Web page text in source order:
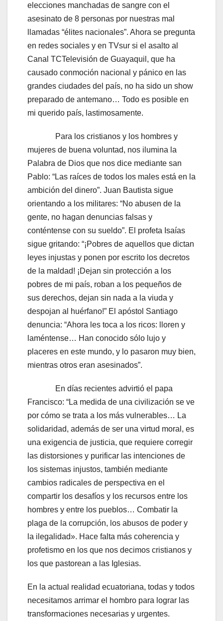
elecciones manchadas de sangre con el
asesinato de 8 personas por nuestras mal
llamadas “élites nacionales”. Ahora se pregunta
en redes sociales y en TVsur si el asalto al
Canal TCTelevisión de Guayaquil, que ha
causado conmoción nacional y pánico en las
grandes ciudades del país, no ha sido un show
preparado de antemano… Todo es posible en
mi querido país, lastimosamente.
Para los cristianos y los hombres y
mujeres de buena voluntad, nos ilumina la
Palabra de Dios que nos dice mediante san
Pablo: “Las raíces de todos los males está en la
ambición del dinero”. Juan Bautista sigue
orientando a los militares: “No abusen de la
gente, no hagan denuncias falsas y
conténtense con su sueldo”. El profeta Isaías
sigue gritando: “¡Pobres de aquellos que dictan
leyes injustas y ponen por escrito los decretos
de la maldad! ¡Dejan sin protección a los
pobres de mi país, roban a los pequeños de
sus derechos, dejan sin nada a la viuda y
despojan al huérfano!” El apóstol Santiago
denuncia: “Ahora les toca a los ricos: lloren y
laméntense… Han conocido sólo lujo y
placeres en este mundo, y lo pasaron muy bien,
mientras otros eran asesinados”.
En días recientes advirtió el papa
Francisco: “La medida de una civilización se ve
por cómo se trata a los más vulnerables… La
solidaridad, además de ser una virtud moral, es
una exigencia de justicia, que requiere corregir
las distorsiones y purificar las intenciones de
los sistemas injustos, también mediante
cambios radicales de perspectiva en el
compartir los desafíos y los recursos entre los
hombres y entre los pueblos… Combatir la
plaga de la corrupción, los abusos de poder y
la ilegalidad». Hace falta más coherencia y
profetismo en los que nos decimos cristianos y
los que pastorean a las Iglesias.
En la actual realidad ecuatoriana, todas y todos
necesitamos arrimar el hombro para lograr las
transformaciones necesarias y urgentes.